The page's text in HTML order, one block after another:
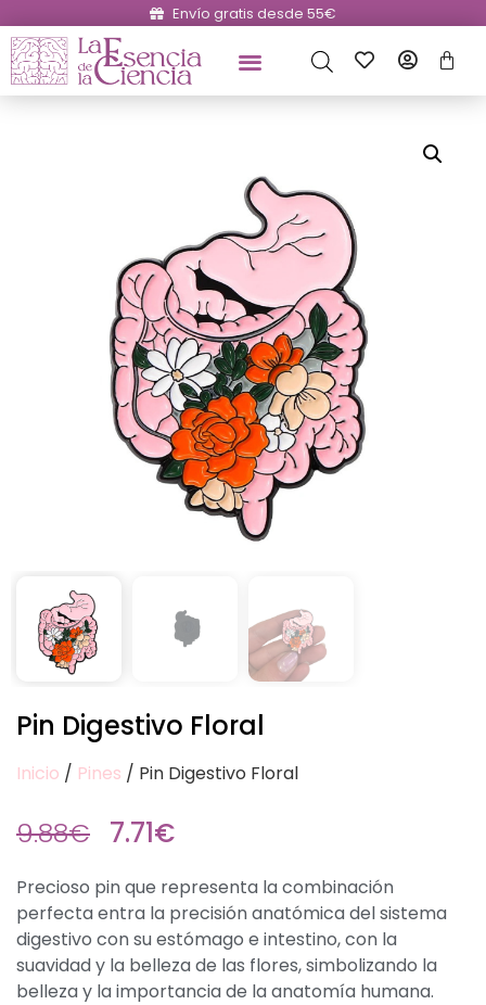
Envío gratis desde 55€
Pin Digestivo Floral
Inicio / Pines / Pin Digestivo Floral
9.88€ 7.71€
Precioso pin que representa la combinación
perfecta entra la precisión anatómica del sistema
digestivo con su estómago e intestino, con la
suavidad y la belleza de las flores, simbolizando la
belleza y la importancia de la anatomía humana.